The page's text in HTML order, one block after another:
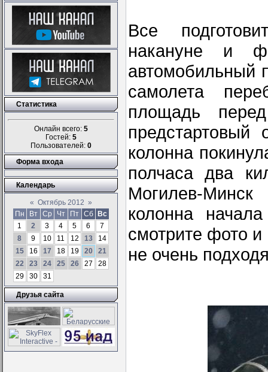
Статистика
Онлайн всего: 5
Гостей: 5
Пользователей: 0
Форма входа
Календарь
« Октябрь 2012 »
Пн
Вт Ср Чт Пт Сб
Вс
1
2 3 4 5 6
7
8
9 10 11 12 13
14
15
16 17 18 19 20
21
22
23 24 25 26 27
28
29
30 31
Друзья сайта
Все
накануне и
автомобильный
самолета
площадь
предстартовый
колонна
полчаса два
Могилев-
колонна
смотрите фото
не очень